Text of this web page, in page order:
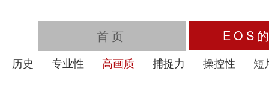
首页 EOS
历史 专业性 高画质 捕捉力 操控性 短